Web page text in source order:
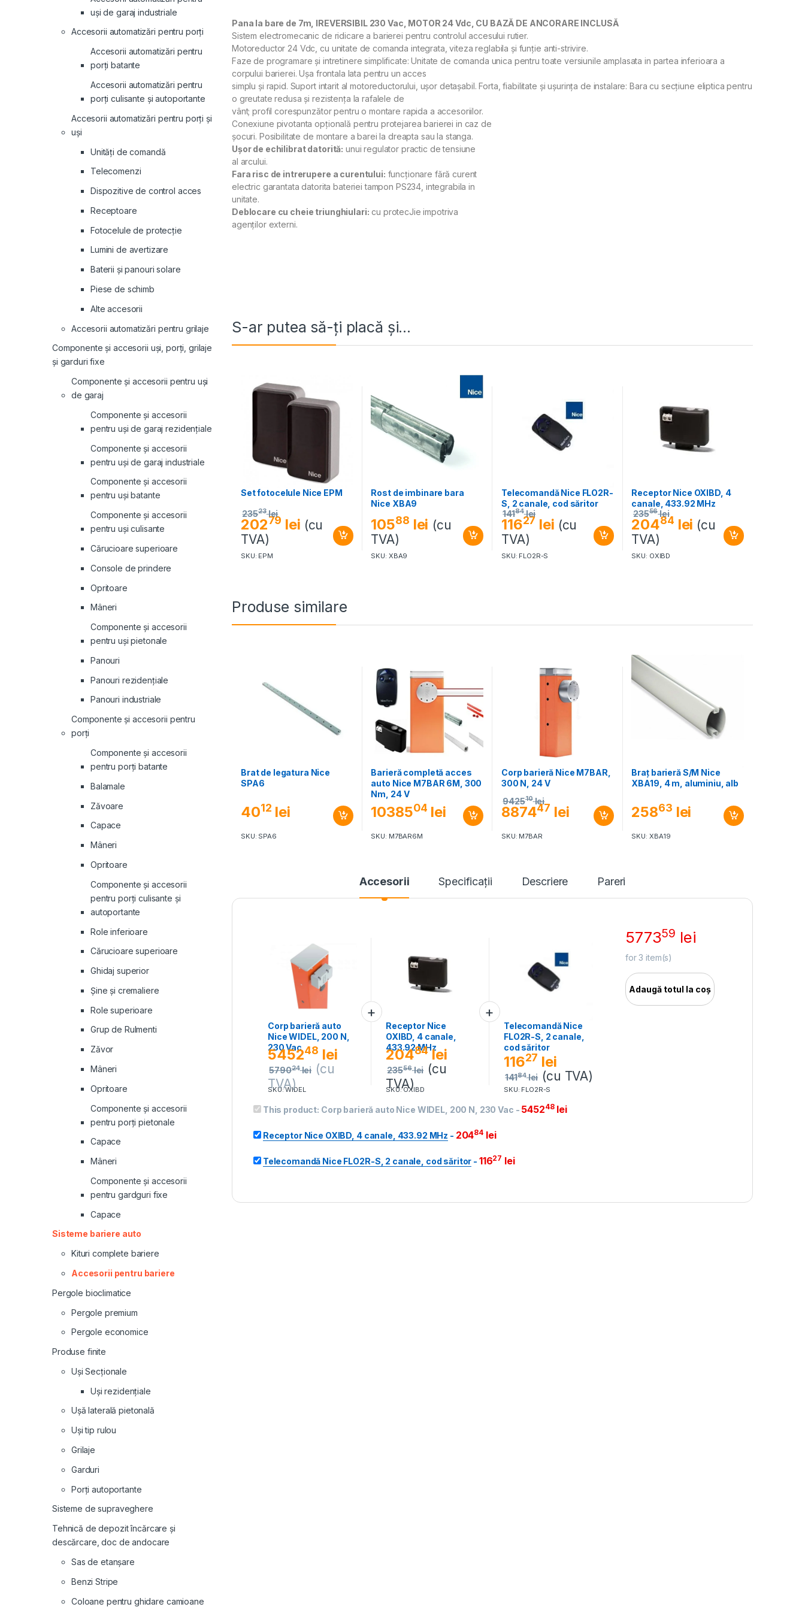
Pana la bare de 7m, IREVERSIBIL 230 Vac, MOTOR 24 Vdc, CU BAZĂ DE ANCORARE INCLUSĂ
Sistem electromecanic de ridicare a barierei pentru controlul accesului rutier.
Motoreductor 24 Vdc, cu unitate de comanda integrata, viteza reglabila și funție anti-strivire.
Faze de programare și intretinere simplificate: Unitate de comanda unica pentru toate versiunile amplasata in partea inferioara a
corpului barierei. Ușa frontala lata pentru un acces
simplu și rapid. Suport intarit al motoreductorului, ușor detașabil. Forta, fiabilitate și ușurința de instalare: Bara cu secțiune eliptica pentru
o greutate redusa și rezistența la rafalele de
vânt; profil corespunzător pentru o montare rapida a accesoriilor.
Conexiune pivotanta opțională pentru protejarea barierei in caz de
șocuri. Posibilitate de montare a barei la dreapta sau la stanga.
Ușor de echilibrat datorită: unui regulator practic de tensiune
al arcului.
Fara risc de intrerupere a curentului: funcționare fără curent
electric garantata datorita bateriei tampon PS234, integrabila in
unitate.
Deblocare cu cheie triunghiulari: cu protecJie impotriva
agenților externi.
S-ar putea să-ți placă și…
Set fotocelule Nice EPM
20279 lei
23523 lei
(cu
TVA)
SKU: EPM
Rost de imbinare bara
Nice XBA9
10588 lei (cu
TVA)
SKU: XBA9
Telecomandă Nice FLO2R-
S, 2 canale, cod săritor
11627 lei
14184 lei
(cu
TVA)
SKU: FLO2R-S
Receptor Nice OXIBD, 4
canale, 433.92 MHz
20484 lei
23556 lei
(cu
TVA)
SKU: OXIBD
Produse similare
Brat de legatura Nice
SPA6
4012 lei
SKU: SPA6
Barieră completă acces
auto Nice M7BAR 6M, 300
Nm, 24 V
1038504 lei
SKU: M7BAR6M
Corp barieră Nice M7BAR,
300 N, 24 V
887447 lei
942510 lei
SKU: M7BAR
Braț barieră S/M Nice
XBA19, 4 m, aluminiu, alb
25863 lei
SKU: XBA19
Accesorii Specificaţii Descriere Pareri
Corp barieră auto
Nice WIDEL, 200 N,
230 Vac
545248 lei
579024 lei (cu
TVA)
SKU: WIDEL
Receptor Nice
OXIBD, 4 canale,
433.92 MHz
20484 lei
23556 lei (cu
TVA)
SKU: OXIBD
Telecomandă Nice
FLO2R-S, 2 canale,
cod săritor
11627 lei
14184 lei (cu TVA)
SKU: FLO2R-S
This product: Corp barieră auto Nice WIDEL, 200 N, 230 Vac - 545248 lei
Receptor Nice OXIBD, 4 canale, 433.92 MHz - 20484 lei
Telecomandă Nice FLO2R-S, 2 canale, cod săritor - 11627 lei
577359 lei
for3 item(s)
Adaugă totul la coș
uși de garaj industriale
Accesorii automatizări pentru porți
Accesorii automatizări pentru
porți batante
Accesorii automatizări pentru
porți culisante și autoportante
Accesorii automatizări pentru porți și
uși
Unități de comandă
Telecomenzi
Dispozitive de control acces
Receptoare
Fotocelule de protecție
Lumini de avertizare
Baterii și panouri solare
Piese de schimb
Alte accesorii
Accesorii automatizări pentru grilaje
Componente și accesorii uși, porți, grilaje
și garduri fixe
Componente și accesorii pentru uși
de garaj
Componente și accesorii
pentru uși de garaj rezidențiale
Componente și accesorii
pentru uși de garaj industriale
Componente și accesorii
pentru uși batante
Componente și accesorii
pentru uși culisante
Cărucioare superioare
Console de prindere
Opritoare
Mâneri
Componente și accesorii
pentru uși pietonale
Panouri
Panouri rezidenţiale
Panouri industriale
Componente și accesorii pentru
porți
Componente și accesorii
pentru porți batante
Balamale
Zăvoare
Capace
Mâneri
Opritoare
Componente și accesorii
pentru porți culisante și
autoportante
Role inferioare
Cărucioare superioare
Ghidaj superior
Şine şi cremaliere
Role superioare
Grup de Rulmenti
Zăvor
Mâneri
Opritoare
Componente și accesorii
pentru porți pietonale
Capace
Mâneri
Componente și accesorii
pentru gardguri fixe
Capace
Sisteme bariere auto
Kituri complete bariere
Accesorii pentru bariere
Pergole bioclimatice
Pergole premium
Pergole economice
Produse finite
Uși Secționale
Uși rezidențiale
Ușă laterală pietonală
Uși tip rulou
Grilaje
Garduri
Porți autoportante
Sisteme de supraveghere
Tehnică de depozit încărcare și
descărcare, doc de andocare
Sas de etanșare
Benzi Stripe
Coloane pentru ghidare camioane